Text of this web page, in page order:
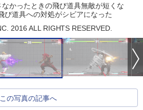
かったときの飛び道具無敵が短くな
び道具への対処がシビアになった
2016 ALL RIGHTS RESERVED.
この写真の記事へ